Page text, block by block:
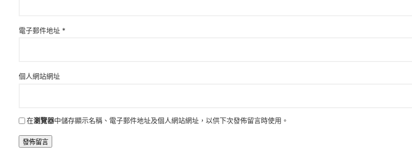
電子郵件地址 *
個人網站網址
在瀏覽器中儲存顯示名稱、電子郵件地址及個人網站網址，以供下次發佈留言時使用。